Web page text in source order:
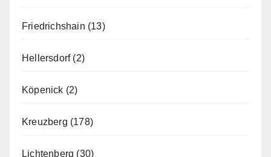
Friedrichshain (13)
Hellersdorf(2)
Köpenick (2)
Kreuzberg (178)
Lichtenberg (30)